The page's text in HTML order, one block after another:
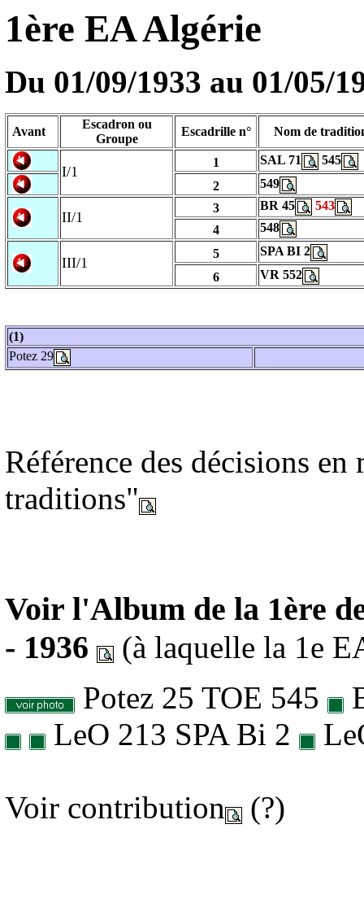
1ère EA Algérie
Du 01/09/1933 au 01/05/
Avant
Escadron ou
Groupe
Escadrille n° Nom de
I/1
1 SAL 71
545
2
549
II/1
3 BR 45
543
4
548
III/1
5
SPA BI 2
6
VR 552
(1)
Potez 29
Référence des décisions
traditions"
Voir l'Album de la 1ère
- 1936
(à laquelle la 1e
Potez 25 TOE 545
LeO 213 SPA Bi 2
Voir contribution (?)